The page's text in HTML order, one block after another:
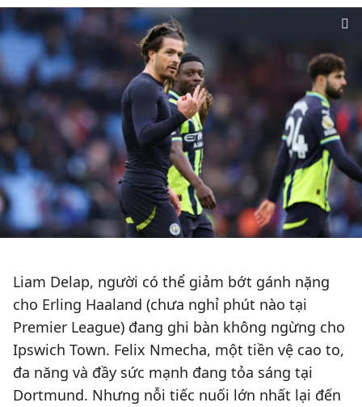
Liam Delap, người có thể giảm bớt gánh nặng
cho Erling Haaland (chưa nghỉ phút nào tại
Premier League) đang ghi bàn không ngừng cho
Ipswich Town. Felix Nmecha, một tiền vệ cao to,
đa năng và đầy sức mạnh đang tỏa sáng tại
Dortmund. Nhưng nỗi tiếc nuối lớn nhất lại đến